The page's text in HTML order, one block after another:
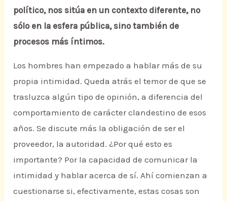
político, nos sitúa en un contexto diferente, no
sólo en la esfera pública, sino también de
procesos más íntimos.
Los hombres han empezado a hablar más de su
propia intimidad. Queda atrás el temor de que se
trasluzca algún tipo de opinión, a diferencia del
comportamiento de carácter clandestino de esos
años. Se discute más la obligación de ser el
proveedor, la autoridad. ¿Por qué esto es
importante? Por la capacidad de comunicar la
intimidad y hablar acerca de sí. Ahí comienzan a
cuestionarse si, efectivamente, estas cosas son